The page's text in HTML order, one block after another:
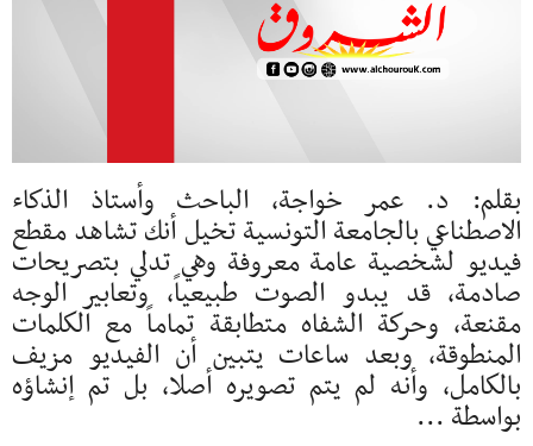
بقلم: د. عمر خواجة، الباحث وأستاذ الذكاء
الاصطناعي بالجامعة التونسية تخيل أنك تشاهد مقطع
فيديو لشخصية عامة معروفة وهي تدلي بتصريحات
صادمة، قد يبدو الصوت طبيعياً، وتعابير الوجه
مقنعة، وحركة الشفاه متطابقة تماماً مع الكلمات
المنطوقة، وبعد ساعات يتبين أن الفيديو مزيف
بالكامل، وأنه لم يتم تصويره أصلا، بل تم إنشاؤه
بواسطة ...